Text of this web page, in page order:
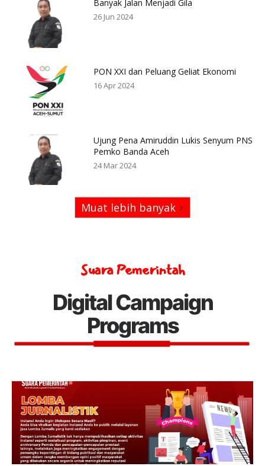
Banyak Jalan Menjadi Gila
26 Jun 2024
PON XXI dan Peluang Geliat Ekonomi
16 Apr 2024
Ujung Pena Amiruddin Lukis Senyum PNS
Pemko Banda Aceh
24 Mar 2024
Muat lebih banyak
Suara Pemerintah
Digital Campaign
Programs